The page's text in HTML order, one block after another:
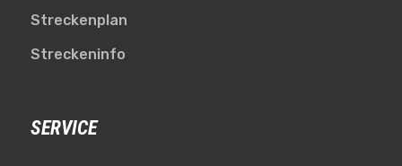
Streckenplan
Streckeninfo
SERVICE